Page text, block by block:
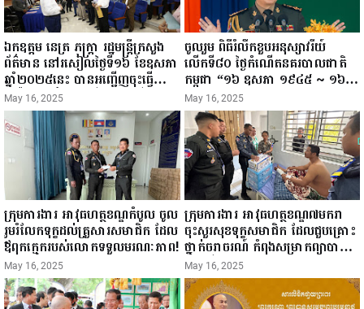
ឯកឧត្តម នេត្រ ភក្ត្រា រដ្ឋមន្ត្រីក្រសួង
ព័ត៌មាន នៅរសៀលថ្ងៃទី១៦ ខែឧសភា
ឆ្នាំ២០២៥នេះ បានអញ្ជើញចុះធ្វើ
ជំរឿនថ្នាក់ដឹកនាំមន្ត្រីរាជការស៉ីវិល នៃ
ក្រសួងព័ត៌មាន...
May 16, 2025
ចូលរួម ពិធីរំលឹកខួបអនុស្សាវរីយ៍
លើកទី៨០ ថ្ងៃកំណើតនគរបាលជាតិ
កម្ពុជា “១៦ ឧសភា ១៩៤៥ ~ ១៦
ឧសភា ២០២៥”...
May 16, 2025
ក្រុមការងារ អាវុធហត្ថខណ្ឌកំបូល ចូល
រួមរំលែកទុក្ខដល់គ្រួសារសមាជិក ដែល
ឪពុកក្មេករបស់លោកទទួលមរណៈភាព!
May 16, 2025
ក្រុមការងារ អាវុធហត្ថខណ្ឌ៧មករា
ចុះសួរសុខទុក្ខសមាជិក ដែលជួបគ្រោះ
ថ្នាក់ចរាចរណ៍ កំពុងសម្រាកព្យាបាល
នៅមន្ទីរពេទ្យ!
May 16, 2025